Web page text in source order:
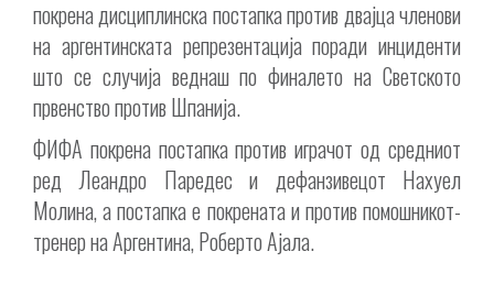
покрена дисциплинска постапка против двајца членови
на аргентинската репрезентација поради инциденти
што се случија веднаш по финалето на Светското
првенство против Шпанија.
ФИФА покрена постапка против играчот од средниот
ред Леандро Паредес и дефанзивецот Нахуел
Молина, а постапка е покрената и против помошникот-
тренер на Аргентина, Роберто Ајала.